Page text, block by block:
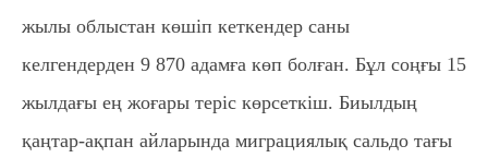
жылы облыстан көшіп кеткендер саны
келгендерден 9 870 адамға көп болған. Бұл соңғы 15
жылдағы ең жоғары теріс көрсеткіш. Биылдың
қаңтар-ақпан айларында миграциялық сальдо тағы